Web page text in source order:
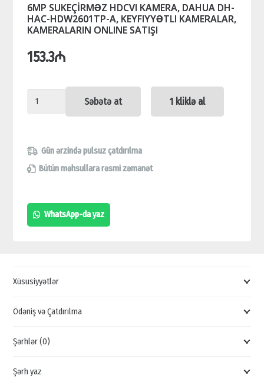
6MP SUKEÇİRMƏZ HDCVI KAMERA, DAHUA DH-
HAC-HDW2601TP-A, KEYFIYYƏTLI KAMERALAR,
KAMERALARIN ONLINE SATIŞI
153.3₼
6MP
SUKEÇİRMƏZ
KAMERA,
DAHUA
HAC-
HDW2601TP-
ONLINE
quantity
Səbətə at 1 kliklə al
Gün ərzində pulsuz çatdırılma
Bütün məhsullara rəsmi zəmanət
WhatsApp-da yaz
Xüsusiyyətlər
Ödəniş və Çatdırılma
Şərhlər (0)
Şərh yaz